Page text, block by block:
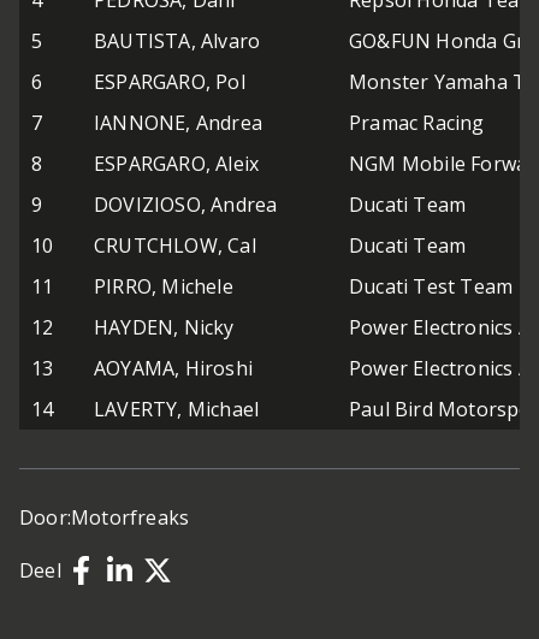
5
BAUTISTA, Alvaro
GO&FUN Honda
6
ESPARGARO, Pol
Monster Yamaha
7
IANNONE, Andrea
Pramac Racing
8
ESPARGARO, Aleix
NGM Mobile
9
DOVIZIOSO, Andrea
Ducati Team
10
CRUTCHLOW, Cal
Ducati Team
11
PIRRO, Michele
Ducati Test Team
12
HAYDEN, Nicky
Power Electronics
13
AOYAMA, Hiroshi
Power Electronics
14
LAVERTY, Michael Paul Bird
Door:Motorfreaks
Deel